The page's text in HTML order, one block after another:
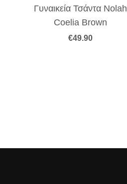
Γυναικεία Τσάντα Nolah
Coelia Brown
€49.90